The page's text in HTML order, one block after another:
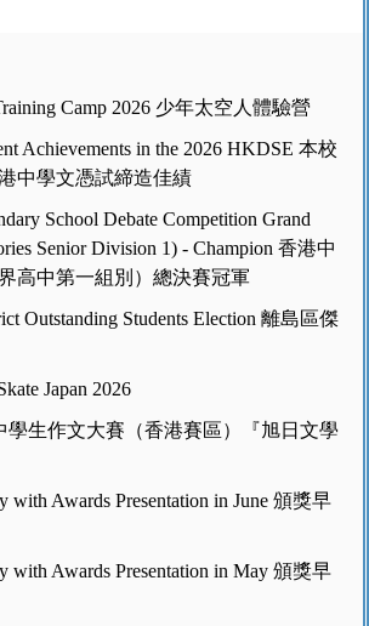
Camp 2026 少年太空人體驗營
Achievements in the 2026 HKDSE 本校
中學文憑試締造佳績
School Debate Competition Grand
Senior Division 1) - Champion 香港中
高中第一組別）總決賽冠軍
Outstanding Students Election 離島區傑
Japan 2026
學生作文大賽（香港賽區）『旭日文學
with Awards Presentation in June 頒獎早
with Awards Presentation in May 頒獎早